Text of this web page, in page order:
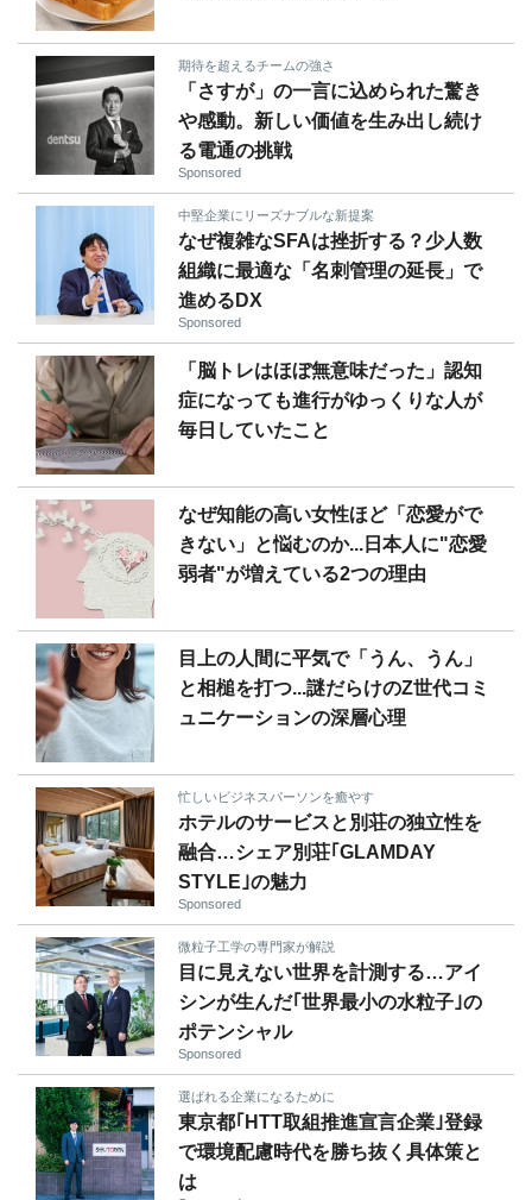
期待を超えるチームの強さ
「さすが」の一言に込められた驚き
や感動。新しい価値を生み出し続け
る電通の挑戦
Sponsored
中堅企業にリーズナブルな新提案
なぜ複雑なSFAは挫折する？少人数
組織に最適な「名刺管理の延長」で
進めるDX
Sponsored
「脳トレはほぼ無意味だった」認知
症になっても進行がゆっくりな人が
毎日していたこと
なぜ知能の高い女性ほど「恋愛がで
きない」と悩むのか...日本人に"恋愛
弱者"が増えている2つの理由
目上の人間に平気で「うん、うん」
と相槌を打つ...謎だらけのZ世代コミ
ュニケーションの深層心理
忙しいビジネスパーソンを癒やす
ホテルのサービスと別荘の独立性を
融合…シェア別荘｢GLAMDAY
STYLE｣の魅力
Sponsored
微粒子工学の専門家が解説
目に見えない世界を計測する…アイ
シンが生んだ｢世界最小の水粒子｣の
ポテンシャル
Sponsored
選ばれる企業になるために
東京都｢HTT取組推進宣言企業｣登録
で環境配慮時代を勝ち抜く具体策と
は